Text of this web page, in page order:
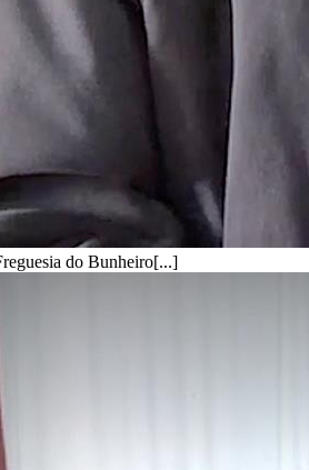
do Bunheiro[...]